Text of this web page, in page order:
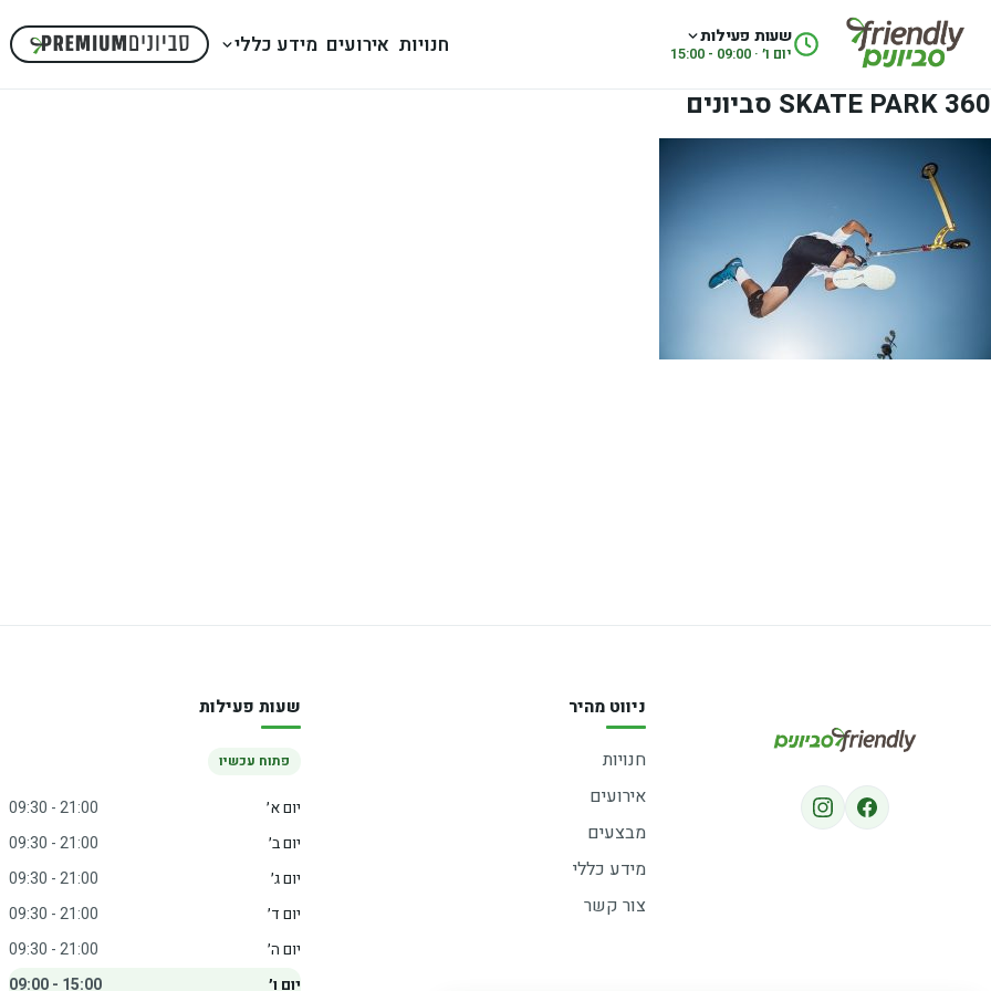
שעות פעילות
יום ו׳ · 09:00 - 15:00 חנויות אירועים מידע כללי
360 SKATE PARK סביונים
ניווט מהיר
חנויות
אירועים
מבצעים
מידע כללי
צור קשר
שעות פעילות
פתוח עכשיו
יום א׳
09:30 - 21:00
יום ב׳
09:30 - 21:00
יום ג׳
09:30 - 21:00
יום ד׳
09:30 - 21:00
יום ה׳
09:30 - 21:00
יום ו׳
09:00 - 15:00